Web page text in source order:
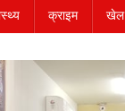
क्राइम खेल